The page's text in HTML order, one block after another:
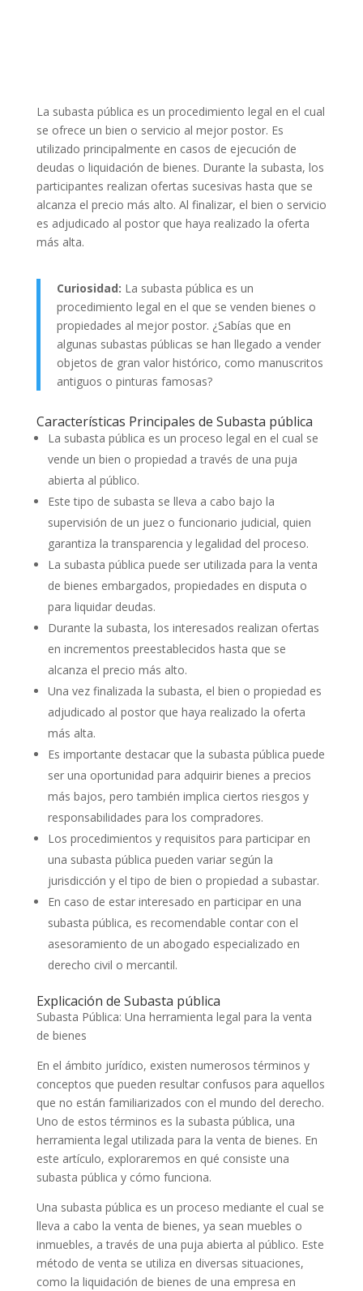
La subasta pública es un procedimiento legal en el cual
se ofrece un bien o servicio al mejor postor. Es
utilizado principalmente en casos de ejecución de
deudas o liquidación de bienes. Durante la subasta, los
participantes realizan ofertas sucesivas hasta que se
alcanza el precio más alto. Al finalizar, el bien o servicio
es adjudicado al postor que haya realizado la oferta
más alta.
Curiosidad: La subasta pública es un
procedimiento legal en el que se venden bienes o
propiedades al mejor postor. ¿Sabías que en
algunas subastas públicas se han llegado a vender
objetos de gran valor histórico, como manuscritos
antiguos o pinturas famosas?
Características Principales de Subasta pública
La subasta pública es un proceso legal en el cual se
vende un bien o propiedad a través de una puja
abierta al público.
Este tipo de subasta se lleva a cabo bajo la
supervisión de un juez o funcionario judicial, quien
garantiza la transparencia y legalidad del proceso.
La subasta pública puede ser utilizada para la venta
de bienes embargados, propiedades en disputa o
para liquidar deudas.
Durante la subasta, los interesados realizan ofertas
en incrementos preestablecidos hasta que se
alcanza el precio más alto.
Una vez finalizada la subasta, el bien o propiedad es
adjudicado al postor que haya realizado la oferta
más alta.
Es importante destacar que la subasta pública puede
ser una oportunidad para adquirir bienes a precios
más bajos, pero también implica ciertos riesgos y
responsabilidades para los compradores.
Los procedimientos y requisitos para participar en
una subasta pública pueden variar según la
jurisdicción y el tipo de bien o propiedad a subastar.
En caso de estar interesado en participar en una
subasta pública, es recomendable contar con el
asesoramiento de un abogado especializado en
derecho civil o mercantil.
Explicación de Subasta pública
Subasta Pública: Una herramienta legal para la venta
de bienes
En el ámbito jurídico, existen numerosos términos y
conceptos que pueden resultar confusos para aquellos
que no están familiarizados con el mundo del derecho.
Uno de estos términos es la subasta pública, una
herramienta legal utilizada para la venta de bienes. En
este artículo, exploraremos en qué consiste una
subasta pública y cómo funciona.
Una subasta pública es un proceso mediante el cual se
lleva a cabo la venta de bienes, ya sean muebles o
inmuebles, a través de una puja abierta al público. Este
método de venta se utiliza en diversas situaciones,
como la liquidación de bienes de una empresa en